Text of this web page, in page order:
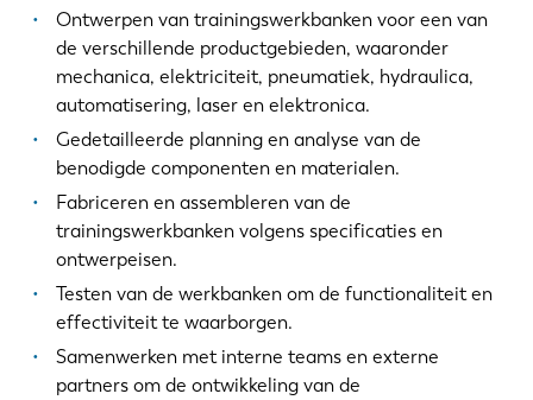
Ontwerpen van trainingswerkbanken voor een van
de verschillende productgebieden, waaronder
mechanica, elektriciteit, pneumatiek, hydraulica,
automatisering, laser en elektronica.
Gedetailleerde planning en analyse van de
benodigde componenten en materialen.
Fabriceren en assembleren van de
trainingswerkbanken volgens specificaties en
ontwerpeisen.
Testen van de werkbanken om de functionaliteit en
effectiviteit te waarborgen.
Samenwerken met interne teams en externe
partners om de ontwikkeling van de